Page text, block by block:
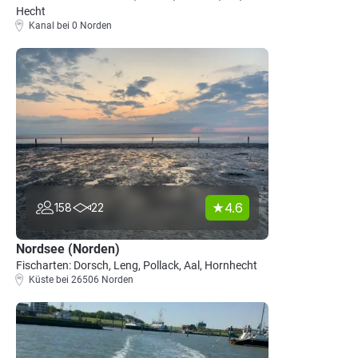
Hecht
Kanal bei 0 Norden
158 22 4.6
Nordsee (Norden)
Fischarten: Dorsch, Leng, Pollack, Aal, Hornhecht
Küste bei 26506 Norden